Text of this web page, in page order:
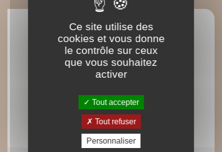
Ce site utilise des
cookies et vous donne
le contrôle sur ceux
que vous souhaitez
activer
Tout accepter
Tout refuser
Personnaliser